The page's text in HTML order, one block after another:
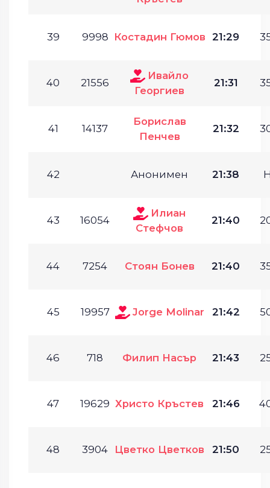
39 9998 Костадин Гюмов 21:29
40 21556
Ивайло
Георгиев
21:31
41 14137
Борислав
Пенчев
21:32
42 Анонимен 21:38
43 16054
Илиан
Стефчов
21:40
44 7254 Стоян Бонев 21:40
45 19957 Jorge Molinar 21:42
46 718 Филип Насър 21:43
47 19629 Христо Кръстев 21:46
48 3904 Цветко Цветков 21:50